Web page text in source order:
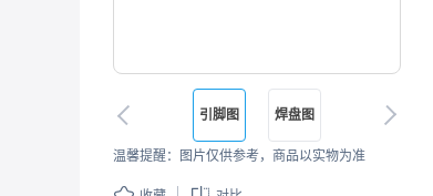
引脚图 焊盘图
温馨提醒：图片仅供参考，商品以实物为准